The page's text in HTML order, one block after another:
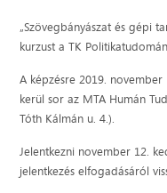
„Szövegbányászat és gépi
kurzust a TK
A képzésre 2019.
kerül sor az MTA Humán
Tóth Kálmán u. 4.).
Jelentkezni november 12.
jelentkezés elfogadásáról